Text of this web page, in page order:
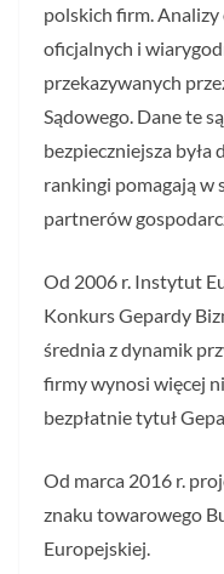
polskich firm. Analizy
oficjalnych i
przekazywanych
Sądowego. Dane te
bezpieczniejsza była
rankingi pomagają w
partnerów
Od 2006 r. Instytut
Konkurs Gepardy
średnia z dynamik
firmy wynosi więcej
bezpłatnie tytuł
Od marca 2016 r.
znaku towarowego
Europejskiej.